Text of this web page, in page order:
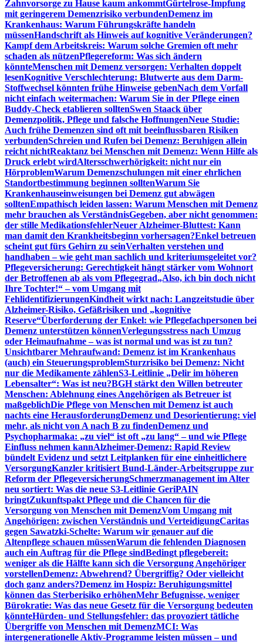
Zahnvorsorge zu Hause kaum ankommtGürtelrose-Impfung
mit geringerem Demenzrisiko verbundenDemenz im
Krankenhaus: Warum Führungskräfte handeln
müssenHandschrift als Hinweis auf kognitive Veränderungen?
Kampf dem Arbeitskreis: Warum solche Gremien oft mehr
schaden als nützenPflegereform: Was sich ändern
könnteMenschen mit Demenz versorgen: Verhalten doppelt
lesenKognitive Verschlechterung: Blutwerte aus dem Darm-
Stoffwechsel könnten frühe Hinweise gebenNach dem Vorfall
nicht einfach weitermachen: Warum Sie in der Pflege einen
Buddy-Check etablieren solltenSwen Staack über
Demenzpolitik, Pflege und falsche HoffnungenNeue Studie:
Auch frühe Demenzen sind oft mit beeinflussbaren Risiken
verbundenSchreien und Rufen bei Demenz: Beruhigen allein
reicht nichtReaktanz bei Menschen mit Demenz: Wenn Hilfe als
Druck erlebt wirdAltersschwerhörigkeit: nicht nur ein
HörproblemWarum Demenzschulungen mit einer ehrlichen
Standortbestimmung beginnen solltenWarum Sie
Krankenhauseinweisungen bei Demenz gut abwägen
solltenEmpathisch leiden lassen: Warum Menschen mit Demenz
mehr brauchen als VerständnisGegeben, aber nicht genommen:
der stille MedikationsfehlerNeuer Alzheimer-Bluttest: Kann
man damit den Krankheitsbeginn vorhersagen?Enkel betreuen
scheint gut fürs Gehirn zu seinVerhalten verstehen und
handhaben – wie geht man sachlich und kriteriumsgeleitet vor?
Pflegeversicherung: Gerechtigkeit hängt stärker vom Wohnort
der Betroffenen ab als vom Pflegegrad„Also, ich bin doch nicht
Ihre Tochter!“ – vom Umgang mit
FehlidentifizierungenKindheit wirkt nach: Langzeitstudie über
Alzheimer-Risiko, Gefäßrisiken und „kognitive
Reserve“Überforderung der Enkel: wie Pflegefachpersonen bei
Demenz unterstützen könnenVerlegungsstress nach Umzug
oder Heimaufnahme – was ist normal und was ist zu tun?
Unsichtbarer Mehraufwand: Demenz ist im Krankenhaus
(auch) ein SteuerungsproblemSturzrisiko bei Demenz: Nicht
nur die Medikamente zählenS3-Leitlinie „Delir im höheren
Lebensalter“: Was ist neu?BGH stärkt den Willen betreuter
Menschen: Ablehnung eines Angehörigen als Betreuer ist
maßgeblichDie Pflege von Menschen mit Demenz ist auch
nachts eine HerausforderungDemenz und Desorientierung: viel
mehr, als nicht von A nach B zu findenDemenz und
Psychopharmaka: „zu viel“ ist oft „zu lang“ – und wie Pflege
Einfluss nehmen kannAlzheimer-Demenz: Rapid Review
bündelt Evidenz und setzt Leitplanken für eine einheitlichere
VersorgungKanzler kritisiert Bund-Länder-Arbeitsgruppe zur
Reform der PflegeversicherungSchmerzmanagement im Alter
neu sortiert: Was die neue S3-Leitlinie GeriPAIN
bringtZukunftspakt Pflege und die Chancen für die
Versorgung von Menschen mit DemenzVom Umgang mit
Angehörigen: zwischen Verständnis und VerteidigungCaritas
gegen Sawatzki-Schelte: Warum wir genauer auf die
Altenpflege schauen müssenWarum die fehlenden Diagnosen
auch ein Auftrag für die Pflege sindBedingt pflegebereit:
weniger als die Hälfte kann sich die Versorgung Angehöriger
vorstellenDemenz: Abwehrend? Übergriffig? Oder vielleicht
doch ganz anders?Demenz im Hospiz: Beruhigungsmittel
können das Sterberisiko erhöhenMehr Befugnisse, weniger
Bürokratie: Was das neue Gesetz für die Versorgung bedeuten
könnteHürden- und Stellungsfehler: das provoziert tätliche
Übergriffe von Menschen mit DemenzMCI: Was
intergenerationelle Aktiv-Programme leisten müssen – und